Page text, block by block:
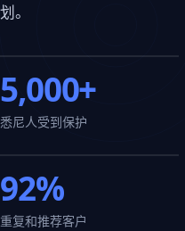
划。
5,000+
悉尼人受到保护
92%
重复和推荐客户